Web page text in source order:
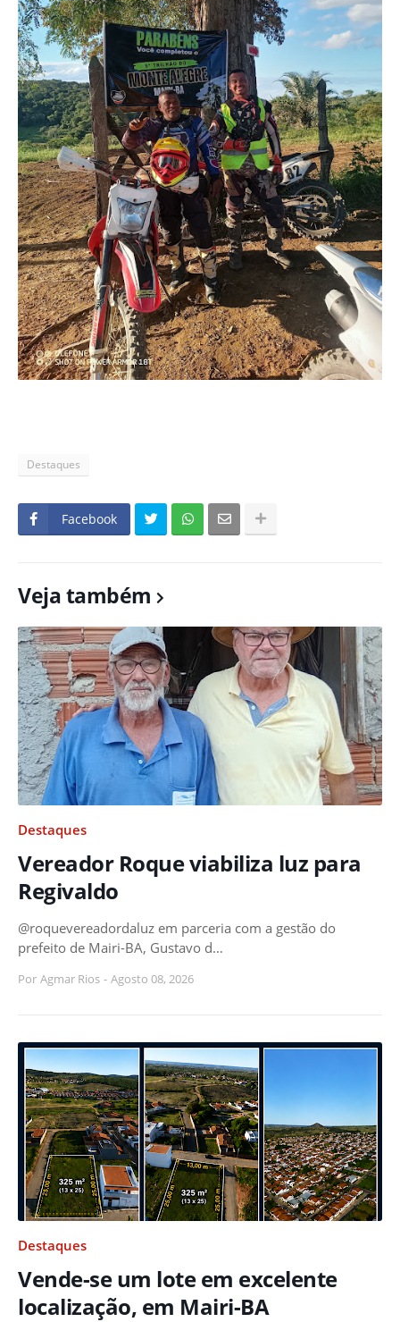
Destaques
Facebook
Veja também
Destaques
Vereador Roque viabiliza luz para
Regivaldo
@roquevereadordaluz em parceria com a gestão do
prefeito de Mairi-BA, Gustavo d…
Por Agmar Rios - Agosto 08, 2026
Destaques
Vende-se um lote em excelente
localização, em Mairi-BA